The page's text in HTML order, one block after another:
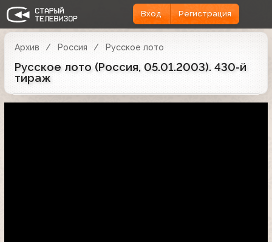
Вход Регистрация
Архив Россия Русское лото
Русское лото (Россия, 05.01.2003). 430-й
тираж